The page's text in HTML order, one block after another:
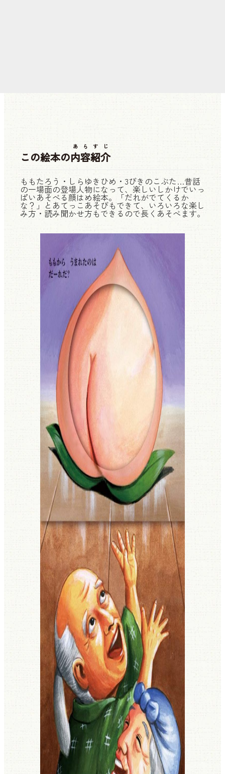
この絵本の内容紹介
あらすじ
ももたろう・しらゆきひめ・3びきのこぶた…昔話
の一場面の登場人物になって、楽しいしかけでいっ
ぱいあそべる顔はめ絵本。「だれがでてくるか
な？」とあてっこあそびもできて、いろいろな楽し
み方・読み聞かせ方もできるので長くあそべます。